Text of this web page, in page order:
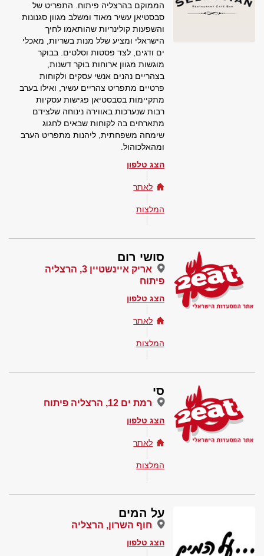
הממוקם בהרצליה פיתוח. התפריט של
סבסטיאן עשיר מאוד ומשלב מגוון סגנונות
והשפעות קולינריות שהותאמו לחיך
הישראלי ומציע שלל מנות בשריות, מאכלי
ים ודגים, לצד פסטות וסלטים. בבוקר
מוגשות מגוון ארוחות בוקר דשנות,
בצהריים נהנים אנשי עסקים ולקוחות
פרטיים מתפריט צהריים עשיר, ואילו בערב
מתקיימות בסבסטיאן פגישות עסקיות
רבות שנערכות באווירה נינוחה שלצידם
מתארחים בה לקוחות שבאים לחגוג
שימחה משפחתית, ליהנות מתפריט הערב
ומהאלכוהול.
הצג טלפון
לאתר
המלצות
סושי רום
אריק איינשטיין 3, הרצליה
פיתוח
הצג טלפון
לאתר
המלצות
סי
רמת ים 12, הרצליה פיתוח
הצג טלפון
לאתר
המלצות
על המים
חוף השרון, הרצליה
הצג טלפון